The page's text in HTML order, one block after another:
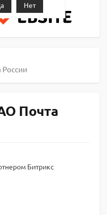
Нет
России
Почта
Битрикс